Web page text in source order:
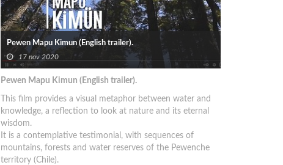
Pewen Mapu Kimun (English trailer).
17 nov 2020
Pewen Mapu Kimun (English trailer).
This film provides a visual metaphor between water and
knowledge, a reflection to look at nature and its eternal
wisdom.
It is a contemplative testimonial, with sequences of
mountains, forests and water reserves of the Pewenche
territory (Chile).